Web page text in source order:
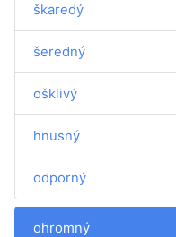
škaredý
šeredný
ošklivý
hnusný
odporný
ohromný